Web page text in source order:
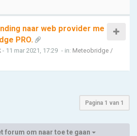
naar web provider me
PRO.
- 11 mar 2021, 17:29 - in: Meteobridge /
Pagina 1 van 1
forum om naar toe te gaan